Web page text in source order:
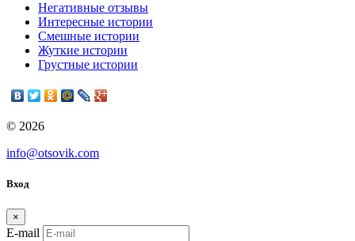
Негативные отзывы
Интересные истории
Смешные истории
Жуткие истории
Грустные истории
© 2026
info@otsovik.com
Вход
×
E-mail